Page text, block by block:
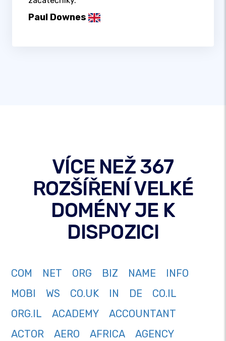
Paul Downes
VÍCE NEŽ 367
ROZŠÍŘENÍ VELKÉ
DOMÉNY JE K
DISPOZICI
COM NET ORG BIZ NAME
INFO
MOBI
WS CO.UK IN DE
CO.IL
ORG.IL
ACADEMY
ACCOUNTANT
ACTOR
AERO AFRICA
AGENCY